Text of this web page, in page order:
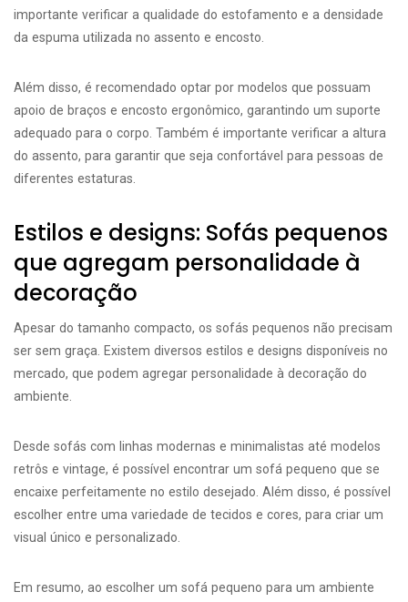
importante verificar a qualidade do estofamento e a densidade
da espuma utilizada no assento e encosto.
Além disso, é recomendado optar por modelos que possuam
apoio de braços e encosto ergonômico, garantindo um suporte
adequado para o corpo. Também é importante verificar a altura
do assento, para garantir que seja confortável para pessoas de
diferentes estaturas.
Estilos e designs: Sofás pequenos
que agregam personalidade à
decoração
Apesar do tamanho compacto, os sofás pequenos não precisam
ser sem graça. Existem diversos estilos e designs disponíveis no
mercado, que podem agregar personalidade à decoração do
ambiente.
Desde sofás com linhas modernas e minimalistas até modelos
retrôs e vintage, é possível encontrar um sofá pequeno que se
encaixe perfeitamente no estilo desejado. Além disso, é possível
escolher entre uma variedade de tecidos e cores, para criar um
visual único e personalizado.
Em resumo, ao escolher um sofá pequeno para um ambiente